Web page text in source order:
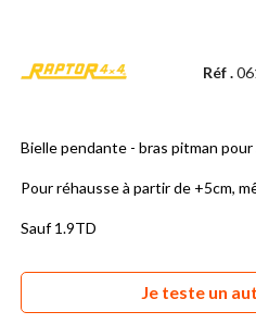
Réf .
Bielle pendante - bras pitman pour
Pour réhausse à partir de +5cm,
Sauf 1.9TD
Je teste un